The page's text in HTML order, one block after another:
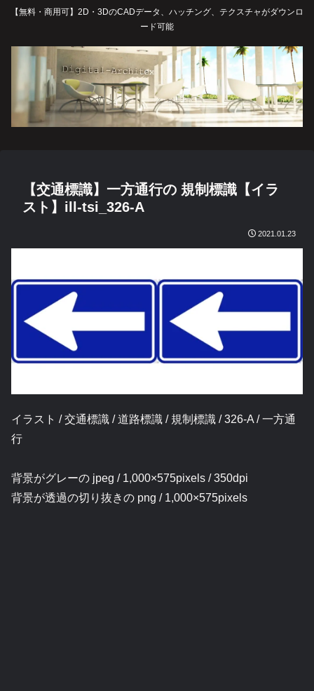
【無料・商用可】2D・3DのCADデータ、ハッチング、テクスチャがダウンロ
ード可能
【交通標識】一方通行の 規制標識【イラ
スト】ill-tsi_326-A
2021.01.23
イラスト / 交通標識 / 道路標識 / 規制標識 / 326-A / 一方通
行
背景がグレーの jpeg / 1,000×575pixels / 350dpi
背景が透過の切り抜きの png / 1,000×575pixels